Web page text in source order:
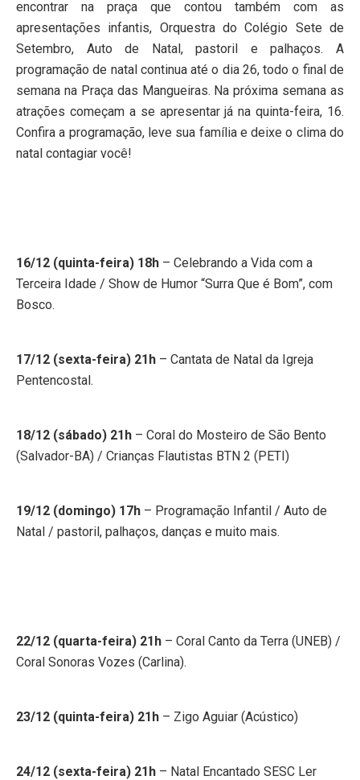
encontrar na praça que contou também com as
apresentações infantis, Orquestra do Colégio Sete de
Setembro, Auto de Natal, pastoril e palhaços. A
programação de natal continua até o dia 26, todo o final de
semana na Praça das Mangueiras. Na próxima semana as
atrações começam a se apresentar já na quinta-feira, 16.
Confira a programação, leve sua família e deixe o clima do
natal contagiar você!
16/12 (quinta-feira) 18h – Celebrando a Vida com a
Terceira Idade / Show de Humor “Surra Que é Bom”, com
Bosco.
17/12 (sexta-feira) 21h – Cantata de Natal da Igreja
Pentencostal.
18/12 (sábado) 21h – Coral do Mosteiro de São Bento
(Salvador-BA) / Crianças Flautistas BTN 2 (PETI)
19/12 (domingo) 17h – Programação Infantil / Auto de
Natal / pastoril, palhaços, danças e muito mais.
22/12 (quarta-feira) 21h – Coral Canto da Terra (UNEB) /
Coral Sonoras Vozes (Carlina).
23/12 (quinta-feira) 21h – Zigo Aguiar (Acústico)
24/12 (sexta-feira) 21h – Natal Encantado SESC Ler